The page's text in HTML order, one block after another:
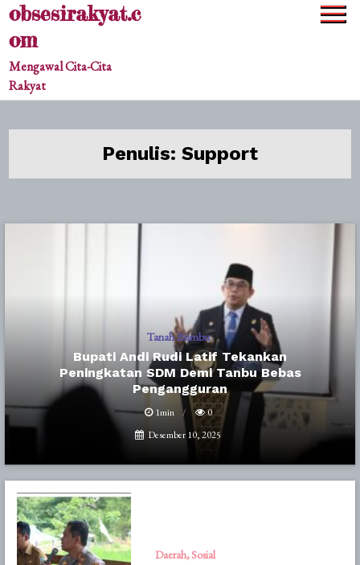
Skipobsesirakyat.c
om
Mengawal Cita-Cita
Rakyat
Penulis: Support
Tanah Bumbu
Bupati Andi Rudi Latif Tekankan
Peningkatan SDM Demi Tanbu Bebas
Pengangguran
1min
0
Desember 10, 2025
Daerah Sosial